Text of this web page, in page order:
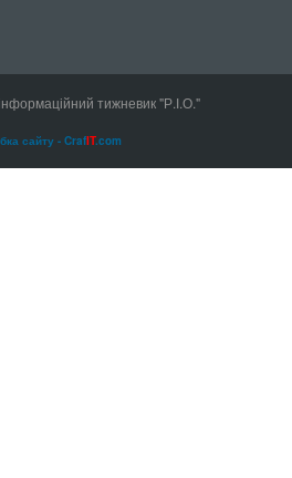
тижневик "Р.І.О."
сайту - CrafIT.com